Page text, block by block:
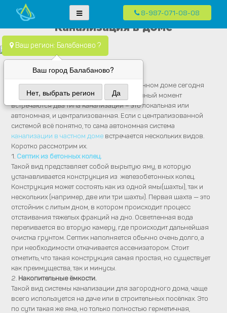
to
content
канализация.
систем водоснабжения, канализации и отопления в частных домах в
Москве и Московской области
Ваш регион: Балабаново ?
Ваш город Балабаново?
Нет, выбрать регион Да
8-987-071-08-08
Канализация в доме
Канализация в доме.
Наличие системы канализации в собственном доме сегодня
воспринимается уже как должное. На данный момент
встречаются два типа канализации – это локальная или
автономная, и централизованная. Если с централизованной
системой всё понятно, то сама автономная система
канализации в частном доме встречается нескольких видов.
Коротко рассмотрим их.
1. Септик из бетонных колец.
Такой вид представляет собой вырытую яму, в которую
устанавливается конструкция из железобетонных колец.
Конструкция может состоять как из одной ямы(шахты), так и
нескольких (например, две или три шахты). Первая шахта — это
отстойник с литым дном, в котором происходит процесс
отстаивания тяжелых фракций на дно. Осветленная вода
переливается во вторую камеру, где происходит дальнейшая
очистка грунтом. Септик наполняется обычно очень долго, а
при необходимости откачивается ассенизатором. Стоит
отметить, что такая конструкция самая простая, но существует
как преимущества, так и минусы.
2. Накопительные ёмкости.
Такой вид системы канализации для загородного дома, чаще
всего используется на даче или в строительных посёлках. Это
по сути такая же яма, но только полностью герметичная,